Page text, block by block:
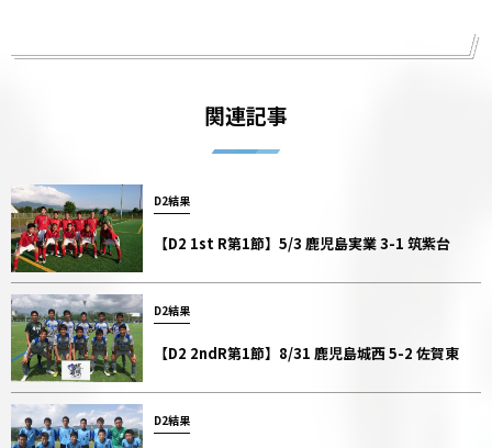
関連記事
D2結果
【D2 1st R第1節】5/3 鹿児島実業 3-1 筑紫台
D2結果
【D2 2ndR第1節】8/31 鹿児島城西 5-2 佐賀東
D2結果